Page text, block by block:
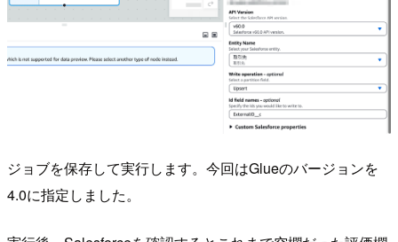
ジョブを保存して実行します。今回はGlueのバージョンを
4.0に指定しました。